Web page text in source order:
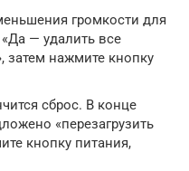
громкости для
— удалить все
затем нажмите кнопку
сброс. В конце
«перезагрузить
кнопку питания,